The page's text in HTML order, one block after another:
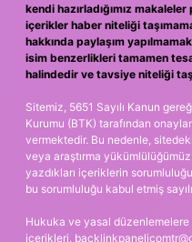
kendi hazırladığımız
içerikler haber niteliği
hakkında paylaşım
isim benzerlikleri tamamen
halindedir ve tavsiye niteliği
Sitemiz, 5651 Sayılı Kanun
Kurumu (BTK) tarafından
vermektedir. Bu nedenle,
veya araştırma
yazdıkları içeriklerin
bu sorumluluğu kabul etmiş
Hukuka ve yasal düzenlemelere
içerikleri,